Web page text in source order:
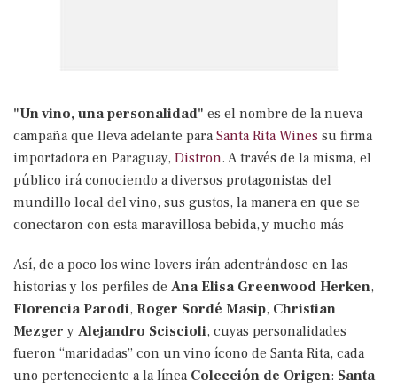
"Un vino, una personalidad" es el nombre de la nueva
campaña que lleva adelante para Santa Rita Wines su firma
importadora en Paraguay, Distron. A través de la misma, el
público irá conociendo a diversos protagonistas del
mundillo local del vino, sus gustos, la manera en que se
conectaron con esta maravillosa bebida, y mucho más
Así, de a poco los wine lovers irán adentrándose en las
historias y los perfiles de Ana Elisa Greenwood Herken,
Florencia Parodi, Roger Sordé Masip, Christian
Mezgery Alejandro Sciscioli, cuyas personalidades
fueron “maridadas” con un vino ícono de Santa Rita, cada
uno perteneciente a la línea Colección de Origen: Santa